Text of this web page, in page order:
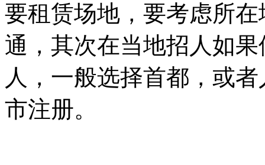
要租赁场地，要考虑所
通，其次在当地招人如
人，一般选择首都，或
市注册。